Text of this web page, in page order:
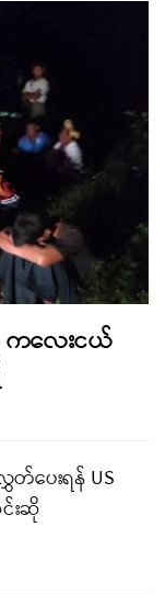
ကလေးငယ်
တ်ပေးရန် US
းဆို